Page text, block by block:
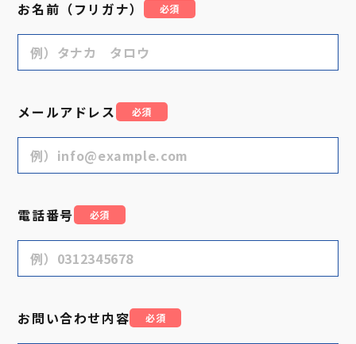
お名前（フリガナ） 必須
メールアドレス 必須
電話番号 必須
お問い合わせ内容 必須